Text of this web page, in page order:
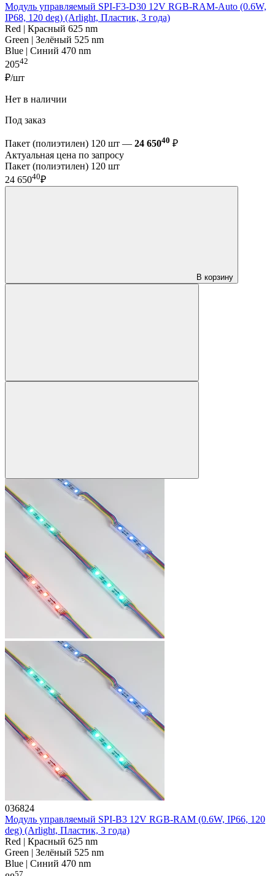
Модуль управляемый SPI-F3-D30 12V RGB-RAM-Auto (0.6W,
IP68, 120 deg) (Arlight, Пластик, 3 года)
Red | Красный 625 nm
Green | Зелёный 525 nm
Blue | Синий 470 nm
20542
₽/шт
Нет в наличии
Под заказ
Пакет (полиэтилен) 120 шт — 24 65040 ₽
Актуальная цена по запросу
Пакет (полиэтилен) 120 шт
24 65040₽
В корзину
036824
Модуль управляемый SPI-B3 12V RGB-RAM (0.6W, IP66, 120
deg) (Arlight, Пластик, 3 года)
Red | Красный 625 nm
Green | Зелёный 525 nm
Blue | Синий 470 nm
57